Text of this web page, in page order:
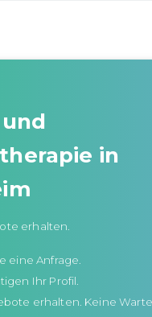
in
erhalten.
eine Anfrage.
Ihr Profil.
erhalten. Keine